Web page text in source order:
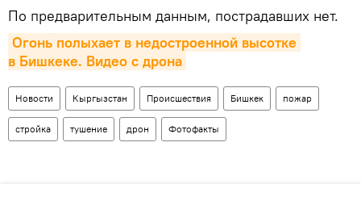
По предварительным данным, пострадавших нет.
Огонь полыхает в недостроенной высотке
в Бишкеке. Видео с дрона
Новости Кыргызстан Происшествия Бишкек пожар
стройка тушение дрон Фотофакты